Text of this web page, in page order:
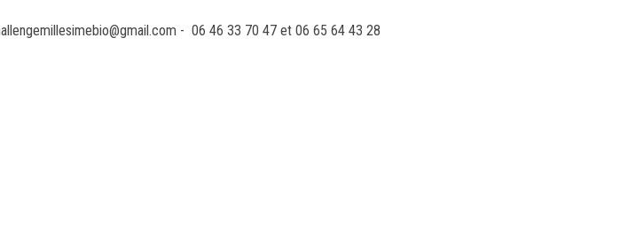
- 06 46 33 70 47 et 06 65 64 43 28